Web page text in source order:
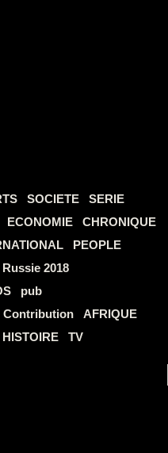
SOCIETE
SERIE
ECONOMIE
CHRONIQUE
PEOPLE
2018
pub
Contribution
AFRIQUE
HISTOIRE TV